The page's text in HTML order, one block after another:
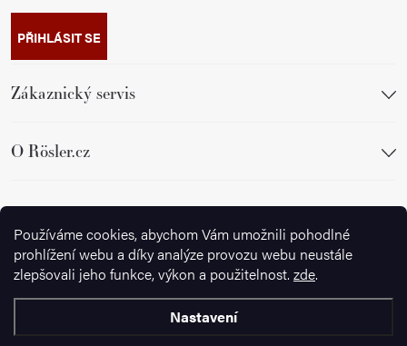
Používáme cookies, abychom Vám umožnili pohodlné
prohlížení webu a díky analýze provozu webu neustále
zlepšovali jeho funkce, výkon a použitelnost. zde.
Nastavení
PŘIHLÁSIT SE
Zákaznický servis
O Rösler.cz
Sledujte nás